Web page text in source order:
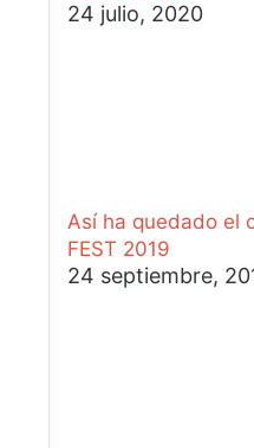
24 julio, 2020
Así ha quedado el
FEST 2019
24 septiembre,